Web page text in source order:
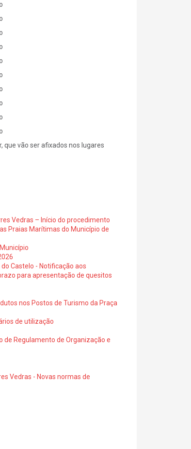
que vão ser afixados nos lugares
Vedras – Início do procedimento
Praias Marítimas do Município de
Castelo - Notificação aos
para apresentação de quesitos
nos Postos de Turismo da Praça
de utilização
de Regulamento de Organização e
Vedras - Novas normas de